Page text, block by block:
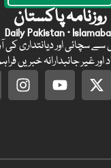
روزنامہ پاکستان
Daily Pakistan ·
پاکستان, 70 سال سے سچائی اور
غیر جانبدارانہ خبریں